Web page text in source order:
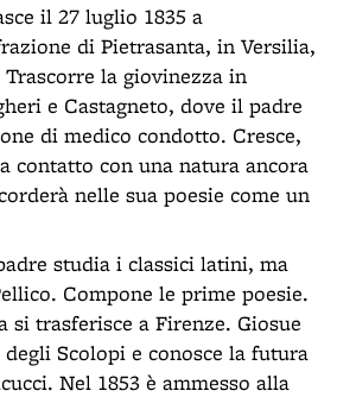
il 27 luglio 1835 a
di Pietrasanta, in Versilia,
la giovinezza in
e Castagneto, dove il padre
di medico condotto. Cresce,
contatto con una natura ancora
nelle sua poesie come un
studia i classici latini, ma
Compone le prime poesie.
si trasferisce a Firenze. Giosue
Scolopi e conosce la futura
Nel 1853 è ammesso alla